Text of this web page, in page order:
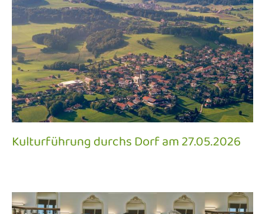
Kulturführung durchs Dorf am 27.05.2026